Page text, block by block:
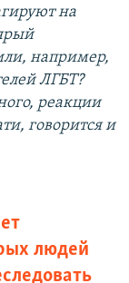
на
например,
ЛГБТ?
реакции
говорится и
людей